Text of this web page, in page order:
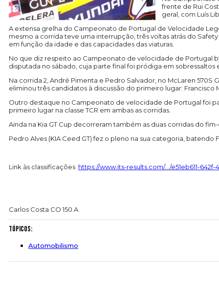
frente de Rui
geral, com Luís
A extensa grelha do Campeonato de Portugal de Velocidade
mesmo a corrida teve uma interrupção, três voltas atrás do
em função da idade e das capacidades das viaturas.
No que diz respeito ao Campeonato de velocidade de Portugal
disputada no sábado, cuja parte final foi pródiga em sobressaltos
Na corrida 2, André Pimenta e Pedro Salvador, no McLaren
eliminou três candidatos à discussão do primeiro lugar: Francisco
Outro destaque no Campeonato de velocidade de Portugal foi
primeiro lugar na classe TCR em ambas as corridas.
Ainda na Kia GT Cup decorreram também as duas corridas do
Pedro Alves (KIA Ceed GT) fez o pleno na sua categoria, batendo
Link às classificações https://www.its-results.com/…/e51eb611-642f-
Carlos Costa CO 150 A
Tópicos:
Automobilismo